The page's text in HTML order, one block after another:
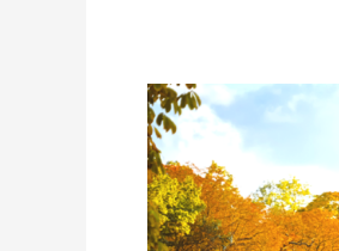
ŁAZIENKI
KRÓLEWSKIE:
DARMOWY
LISTOPAD
2025